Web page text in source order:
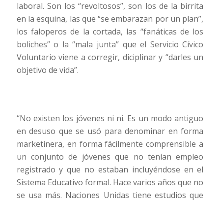
laboral. Son los “revoltosos”, son los de la birrita
en la esquina, las que “se embarazan por un plan”,
los faloperos de la cortada, las “fanáticas de los
boliches” o la “mala junta” que el Servicio Cívico
Voluntario viene a corregir, diciplinar y “darles un
objetivo de vida”.
“No existen los jóvenes ni ni. Es un modo antiguo
en desuso que se usó para denominar en forma
marketinera, en forma fácilmente comprensible a
un conjunto de jóvenes que no tenían empleo
registrado y que no estaban incluyéndose en el
Sistema Educativo formal. Hace varios años que no
se usa más. Naciones Unidas tiene estudios que